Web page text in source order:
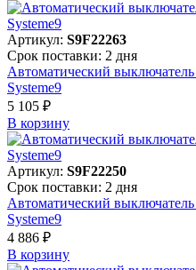
Артикул: S9F22263
Срок поставки: 2 дня
Автоматический
Systeme9
5 105 ₽
В корзинy
Артикул: S9F22250
Срок поставки: 2 дня
Автоматический
Systeme9
4 886 ₽
В корзинy